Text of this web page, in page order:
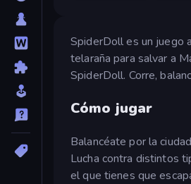
SpiderDoll es un juego
telaraña para salvar a
SpiderDoll. Corre,
Cómo jugar
Balancéate por la
Lucha contra distintos
el que tienes que